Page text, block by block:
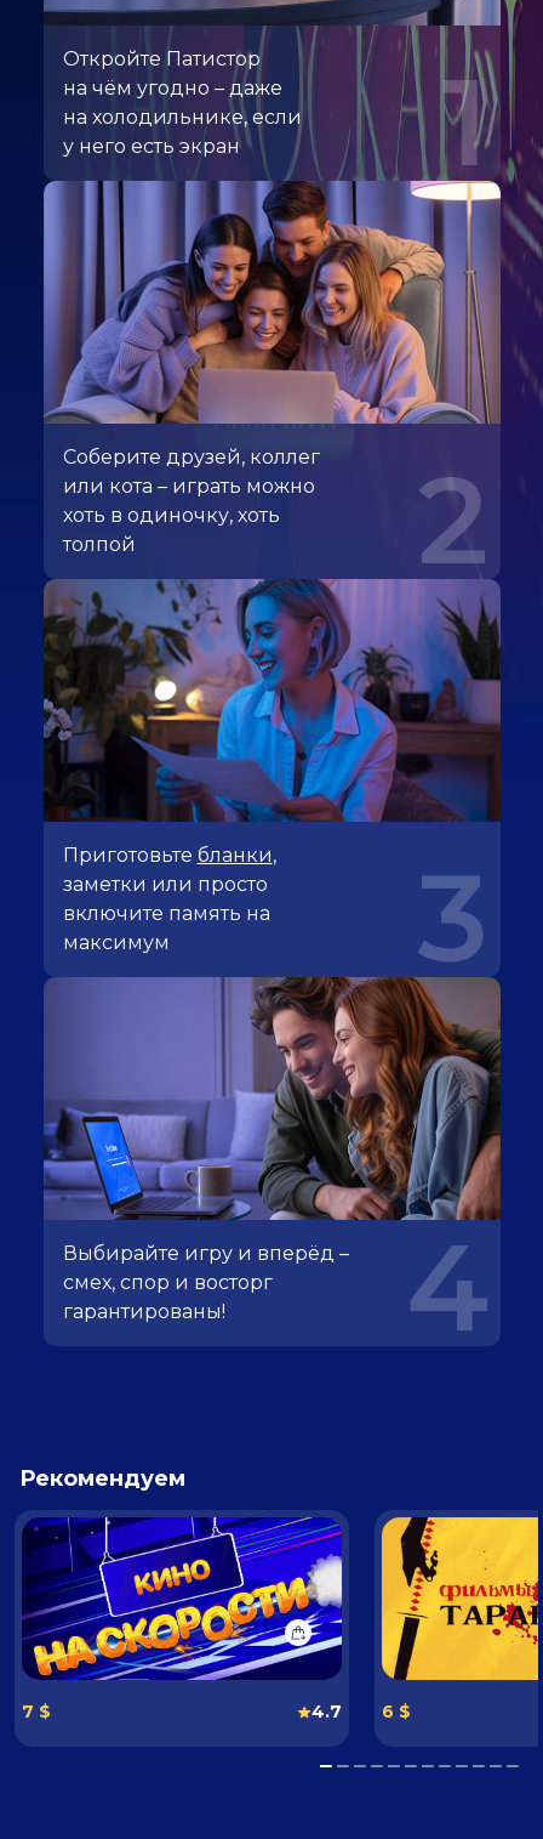
Откройте Патистор
на чём угодно – даже
на холодильнике, если
у него есть экран
1
Соберите друзей, коллег
или кота – играть можно
хоть в одиночку, хоть
толпой
2
Приготовьте бланки,
заметки или просто
включите память на
максимум
3
Выбирайте игру и вперёд –
смех, спор и восторг
гарантированы!
4
Рекомендуем
7 $ 4.7 6 $